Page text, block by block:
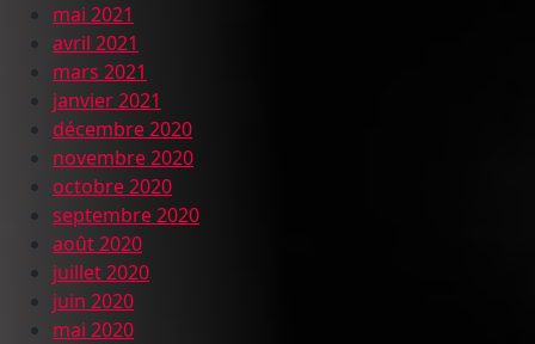
mai 2021
avril 2021
mars 2021
janvier 2021
décembre 2020
novembre 2020
octobre 2020
septembre 2020
août 2020
juillet 2020
juin 2020
mai 2020